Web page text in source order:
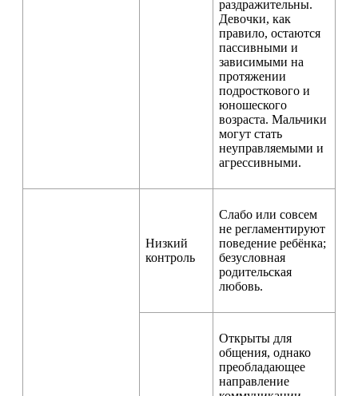
раздражительны.
Девочки, как
правило, остаются
пассивными и
зависимыми на
протяжении
подросткового и
юношеского
возраста. Мальчики
могут стать
неуправляемыми и
агрессивными.
Низкий
контроль
Слабо или совсем
не регламентируют
поведение ребёнка;
безусловная
родительская
любовь.
Открыты для
общения, однако
преобладающее
направление